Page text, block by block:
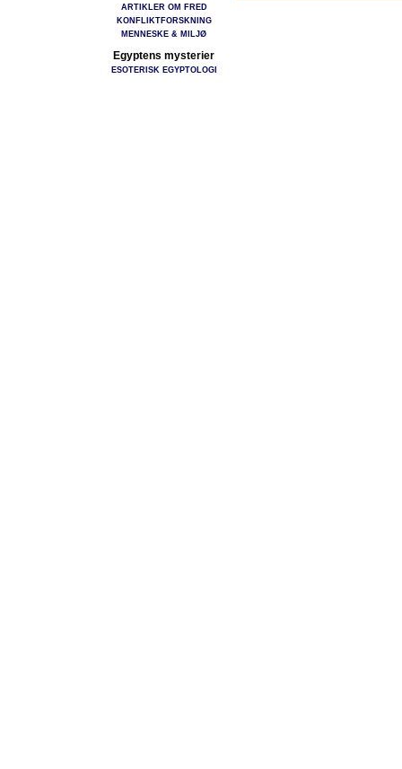
ARTIKLER OM FRED
KONFLIKTFORSKNING
MENNESKE & MILJØ
Egyptens mysterier
ESOTERISK EGYPTOLOGI